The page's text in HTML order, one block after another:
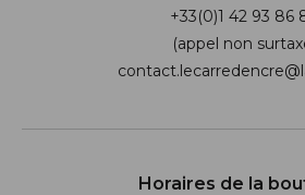
+33(0)1 42 93 86
(appel non
Horaires de la